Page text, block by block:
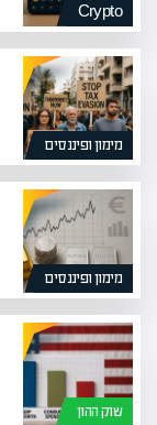
Crypto
מימון ופיננסים
מימון ופיננסים
שוק ההון